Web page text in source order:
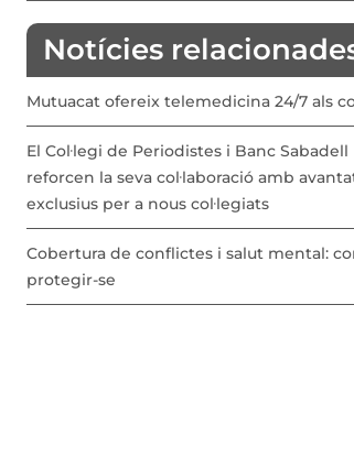
Notícies
Mutuacat ofereix telemedicina 24/7 als
El Col·legi de Periodistes i Banc Sabadell
reforcen la seva col·laboració amb
exclusius per a nous col·legiats
Cobertura de conflictes i salut mental:
protegir-se